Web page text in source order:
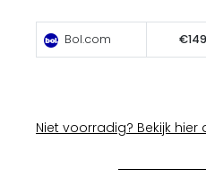
Bol.com
Niet voorradig? Bekijk hier